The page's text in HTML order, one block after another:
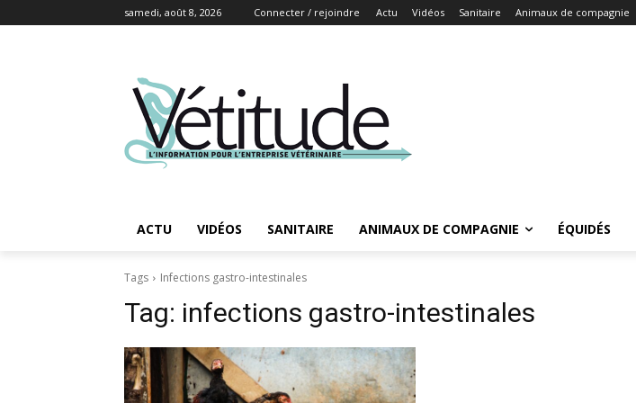
samedi, août 8, 2026 Connecter / rejoindre Actu Vidéos Sanitaire Animaux de compagnie
ACTU VIDÉOS SANITAIRE ANIMAUX DE COMPAGNIE ÉQUIDÉS
Tags Infections gastro-intestinales
Tag: infections gastro-intestinales